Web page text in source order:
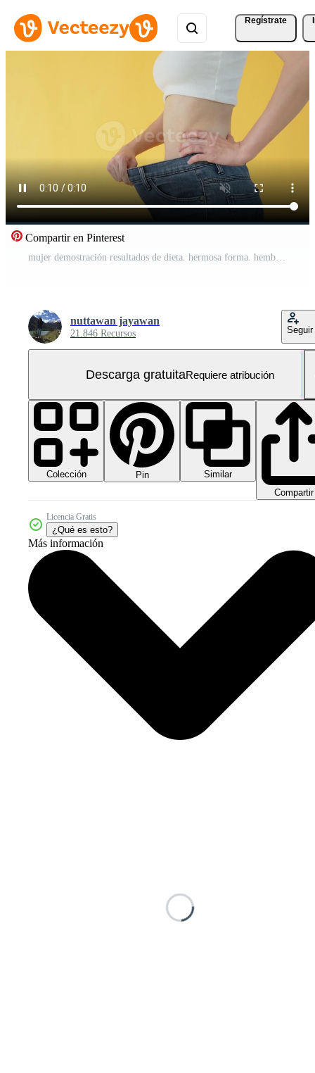
Regístrate
Compartir en Pinterest
mujer demostración resultados de dieta. hermosa forma. hembra tener un reducido cintura Talla después debajo yendo un peso pérdida corso lata no vestir pantalones debido a peso pérdida. balance, control, rutinas, ejercicio. Vídeo Gratis
nuttawan jayawan
21.846 Recursos Seguir
Descarga gratuitaRequiere atribución
Colección Pin
Similar
Compartir
Licencia Gratis
¿Qué es esto?
Más información